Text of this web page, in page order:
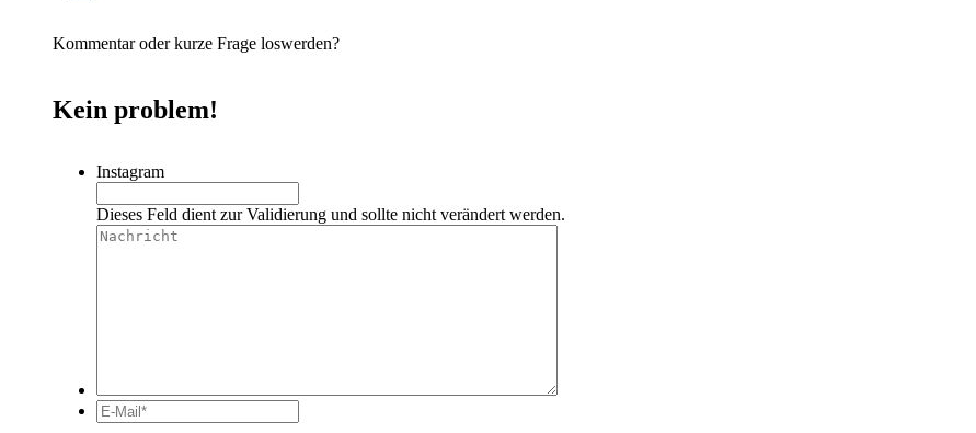
Kommentar oder kurze Frage loswerden?
Kein problem!
Instagram
Dieses Feld dient zur Validierung und sollte nicht verändert werden.